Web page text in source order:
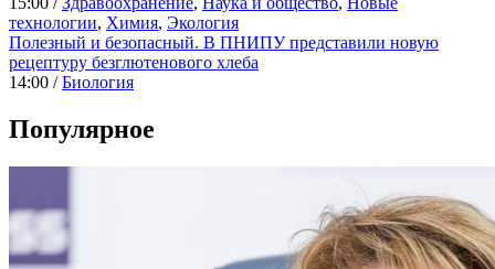
технологии, Химия, Экология
Полезный и безопасный. В ПНИПУ представили новую
рецептуру безглютенового хлеба
14:00 /Биология
Популярное